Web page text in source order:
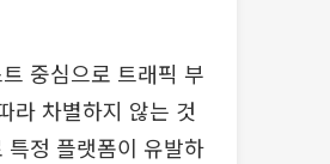
중심으로 트래픽 부
라 차별하지 않는 것
정 플랫폼이 유발하